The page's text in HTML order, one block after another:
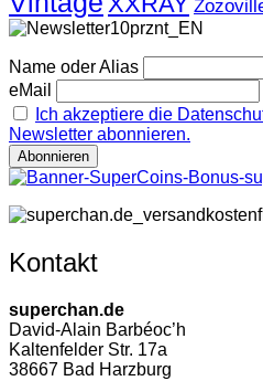
Name oder Alias
eMail
Ich akzeptiere die
Newsletter abonnieren.
Kontakt
superchan.de
David-Alain Barbéoc’h
Kaltenfelder Str. 17a
38667 Bad Harzburg